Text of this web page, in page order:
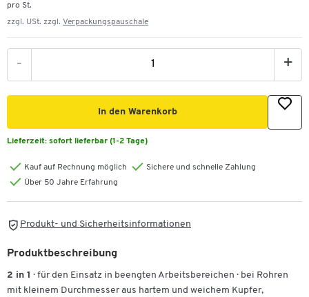
pro St.
zzgl. USt. zzgl. Verpackungspauschale
- +
In den Warenkorb
Lieferzeit: sofort lieferbar (1-2 Tage)
Kauf auf Rechnung möglich
Sichere und schnelle Zahlung
Über 50 Jahre Erfahrung
Produkt- und Sicherheitsinformationen
Produktbeschreibung
2 in 1 · für den Einsatz in beengten Arbeitsbereichen · bei Rohren
mit kleinem Durchmesser aus hartem und weichem Kupfer,